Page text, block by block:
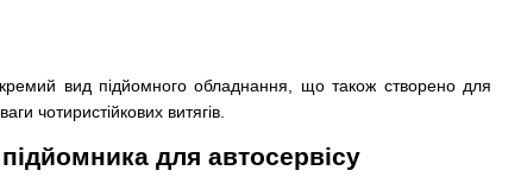
окремий вид підйомного обладнання, що також створено для
чотиристійкових витягів.
для автосервісу